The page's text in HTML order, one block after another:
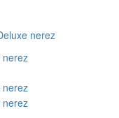
nerez